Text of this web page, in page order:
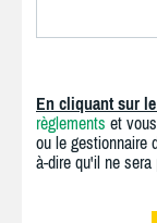
En cliquant sur
règlements et
ou le gestionnaire
à-dire qu'il ne